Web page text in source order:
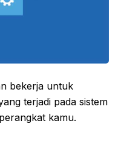
bekerja untuk
terjadi pada sistem
kamu.